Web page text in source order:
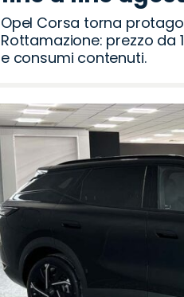
Opel Corsa torna
Rottamazione: prezzo da
e consumi contenuti.